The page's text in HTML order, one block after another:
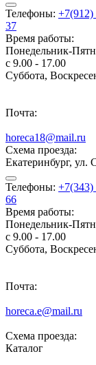
Телефоны: +7(912)
37
Время работы:
Понедельник-
с 9.00 - 17.00
Суббота,
Почта:
horeca18@mail.ru
Схема проезда:
Екатеринбург, ул.
Телефоны: +7(343)
66
Время работы:
Понедельник-
с 9.00 - 17.00
Суббота,
Почта:
horeca.e@mail.ru
Схема проезда:
Каталог